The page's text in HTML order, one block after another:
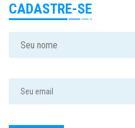
CADASTRE-SE